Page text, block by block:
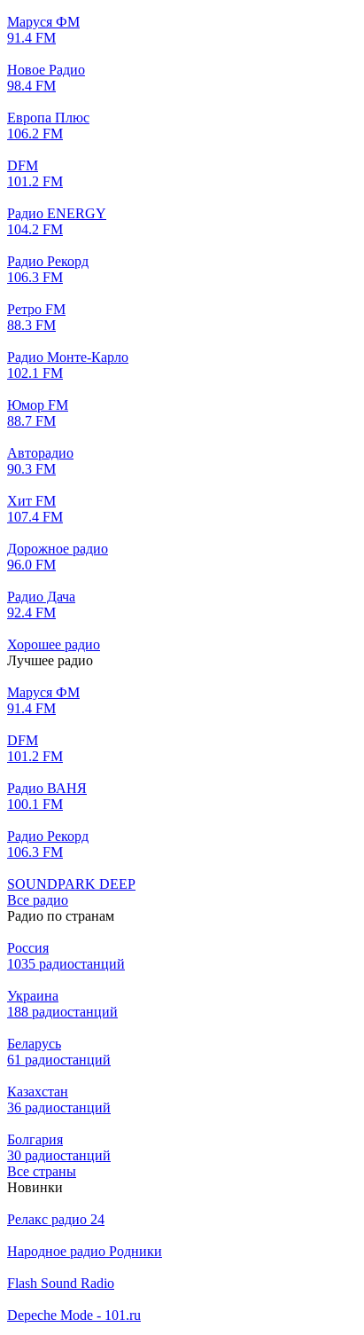
Маруся ФМ
91.4 FM
Новое Радио
98.4 FM
Европа Плюс
106.2 FM
DFM
101.2 FM
Радио ENERGY
104.2 FM
Радио Рекорд
106.3 FM
Ретро FM
88.3 FM
Радио Монте-Карло
102.1 FM
Юмор FM
88.7 FM
Авторадио
90.3 FM
Хит FM
107.4 FM
Дорожное радио
96.0 FM
Радио Дача
92.4 FM
Хорошее радио
Лучшее радио
Маруся ФМ
91.4 FM
DFM
101.2 FM
Радио ВАНЯ
100.1 FM
Радио Рекорд
106.3 FM
SOUNDPARK DEEP
Все радио
Радио по странам
Россия
1035 радиостанций
Украина
188 радиостанций
Беларусь
61 радиостанций
Казахстан
36 радиостанций
Болгария
30 радиостанций
Все страны
Новинки
Релакс радио 24
Народное радио Родники
Flash Sound Radio
Depeche Mode - 101.ru